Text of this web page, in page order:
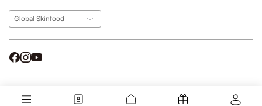
Global Skinfood